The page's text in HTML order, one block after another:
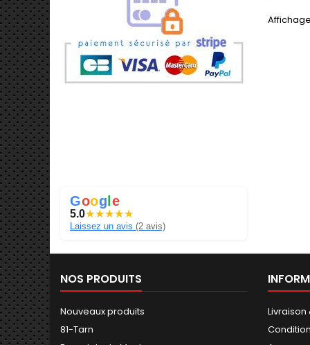
Google
5.0★★★★★
Laissez un avis (2 avis)
NOS PRODUITS
Nouveaux produits
81-Tarn